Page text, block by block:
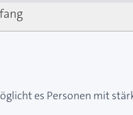
es Personen mit